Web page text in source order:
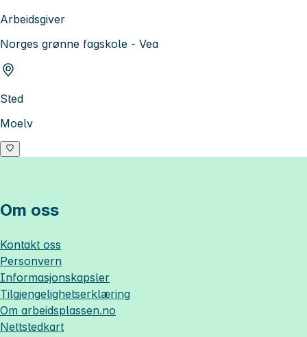
Arbeidsgiver
Norges grønne fagskole - Vea
Sted
Moelv
Om oss
Kontakt oss
Personvern
Informasjonskapsler
Tilgjengelighetserklæring
Om arbeidsplassen.no
Nettstedkart